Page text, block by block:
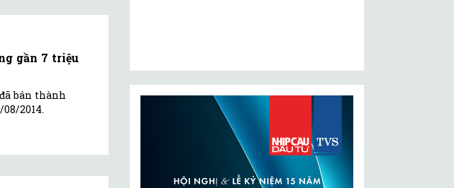
gần 7 triệu
bán thành
2014.